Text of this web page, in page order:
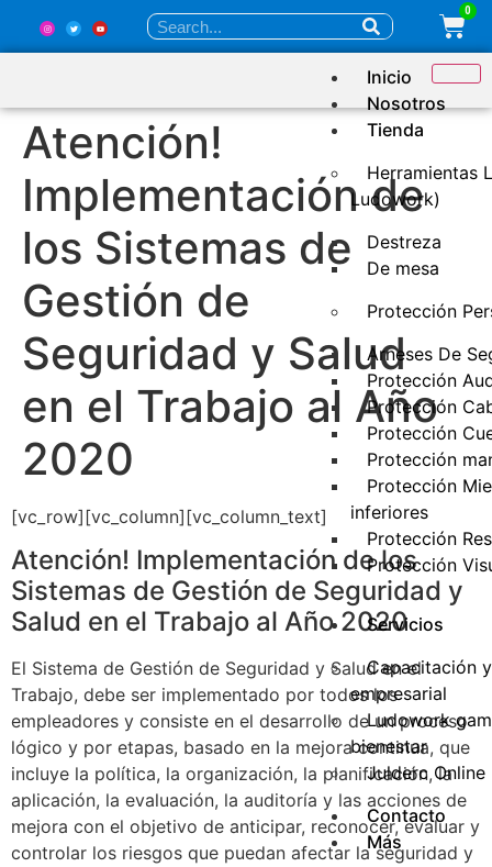
0
Inicio
Nosotros
Tienda
Herramientas
Ludowork)
Destreza
De mesa
Protección
Arneses De
Protección
Protección
Protección
Protección
Protección
inferiores
Protección
Protección
Servicios
Capacitación
empresarial
Ludowork
bienestar
Julderc Online
Contacto
Más
Atención!
Implementación de
los Sistemas de
Gestión de
Seguridad y Salud
en el Trabajo al Año
2020
[vc_row][vc_column][vc_column_text]
Atención! Implementación de los
Sistemas de Gestión de Seguridad y
Salud en el Trabajo al Año 2020
El Sistema de Gestión de Seguridad y Salud en el
Trabajo, debe ser implementado por todos los
empleadores y consiste en el desarrollo de un proceso
lógico y por etapas, basado en la mejora continua, que
incluye la política, la organización, la planificación, la
aplicación, la evaluación, la auditoría y las acciones de
mejora con el objetivo de anticipar, reconocer, evaluar y
controlar los riesgos que puedan afectar la seguridad y